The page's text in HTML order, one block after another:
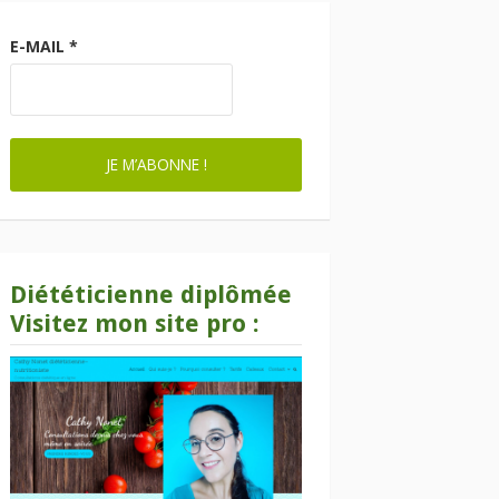
E-MAIL *
Diététicienne diplômée
Visitez mon site pro :